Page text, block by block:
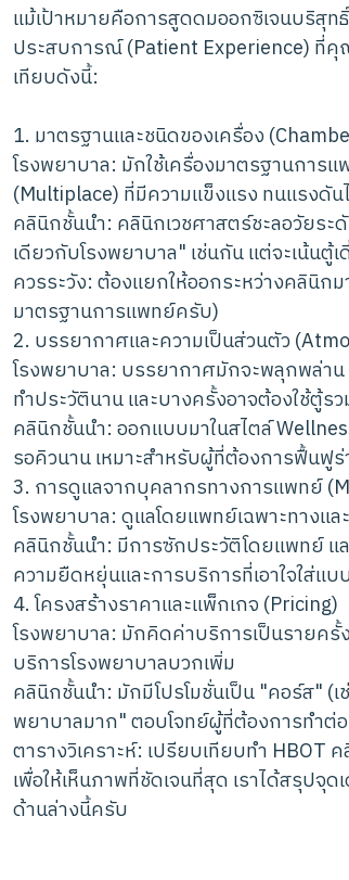
แม้เป้าหมายคือการสูดดมออกซิเจนบริสุ
ประสบการณ์ (Patient Experience) ที่คุ
เทียบดังนี้:
1. มาตรฐานและชนิดของเครื่อง
โรงพยาบาล: มักใช้เครื่องมาตรฐานกา
(Multiplace) ที่มีความแข็งแรง ทนแรงดั
คลินิกชั้นนำ: คลินิกเวชศาสตร์ชะลอวัยร
เดียวกับโรงพยาบาล" เช่นกัน แต่จะเน้น
ควรระวัง: ต้องแยกให้ออกระหว่างคลินิ
มาตรฐานการแพทย์ครับ)
2. บรรยากาศและความเป็นส่วนตัว
โรงพยาบาล: บรรยากาศมักจะพลุกพล่าน
ทำประวัตินาน และบางครั้งอาจต้องใช้ตู้ร
คลินิกชั้นนำ: ออกแบบมาในสไตล์
รอคิวนาน เหมาะสำหรับผู้ที่ต้องการฟื้นฟู
3. การดูแลจากบุคลากรทางการแพทย์
โรงพยาบาล: ดูแลโดยแพทย์เฉพาะทาง
คลินิกชั้นนำ: มีการซักประวัติโดยแพทย์ แ
ความยืดหยุ่นและการบริการที่เอาใจใส่แ
4. โครงสร้างราคาและแพ็กเกจ (Pricing)
โรงพยาบาล: มักคิดค่าบริการเป็นรายครั้
บริการโรงพยาบาลบวกเพิ่ม
คลินิกชั้นนำ: มักมีโปรโมชั่นเป็น "คอร์ส" (
พยาบาลมาก" ตอบโจทย์ผู้ที่ต้องการทำต่
ตารางวิเคราะห์: เปรียบเทียบทำ HBOT
เพื่อให้เห็นภาพที่ชัดเจนที่สุด เราได้สรุปจุ
ด้านล่างนี้ครับ